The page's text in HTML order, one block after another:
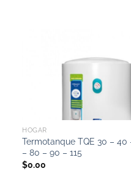
HOGAR
Termotanque TQE 30 – 40
– 80 – 90 – 115
$0.00